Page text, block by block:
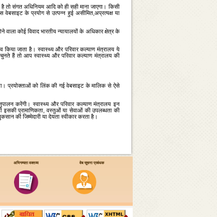
तो संगत अधिनियम आदि को ही सही माना जाएगा। किसी
वेबसाइट के प्रयोग से उत्‍पन्‍न हुई असीमित,अप्रत्यक्ष या
कोई विवाद भारतीय न्‍यायालयों के अधिकार क्षेत्र के
किया जाता है। स्‍वास्‍थ्‍य और परिवार कल्‍याण मंत्रालय ये
हैं तो आप स्‍वास्‍थ्‍य और परिवार कल्‍याण मंत्रालय की
प्रयोक्‍ताओं को लिंक की गई वेबसाइट के मालिक से ऐसे
करेंगी। स्‍वास्‍थ्‍य और परिवार कल्‍याण मंत्रालय इन
इसकी प्रामाणिकता, वस्‍तुओं या सेवाओं की उपलब्‍धता की
की जिम्‍मेदारी या देयता स्‍वीकार करता है।
अभिगम्यता वक्तव्य वेब सूचना प्रबंधक